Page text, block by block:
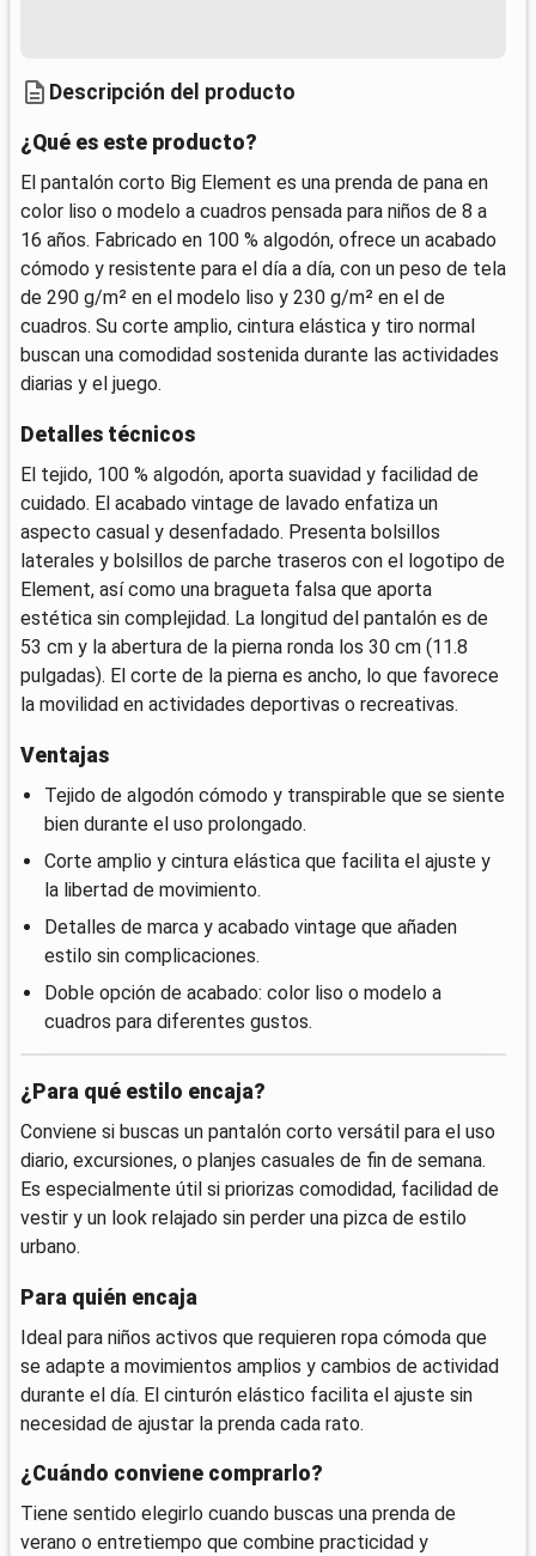
Descripción del producto
¿Qué es este producto?
El pantalón corto Big Element es una prenda de pana en
color liso o modelo a cuadros pensada para niños de 8 a
16 años. Fabricado en 100 % algodón, ofrece un acabado
cómodo y resistente para el día a día, con un peso de tela
de 290 g/m² en el modelo liso y 230 g/m² en el de
cuadros. Su corte amplio, cintura elástica y tiro normal
buscan una comodidad sostenida durante las actividades
diarias y el juego.
Detalles técnicos
El tejido, 100 % algodón, aporta suavidad y facilidad de
cuidado. El acabado vintage de lavado enfatiza un
aspecto casual y desenfadado. Presenta bolsillos
laterales y bolsillos de parche traseros con el logotipo de
Element, así como una bragueta falsa que aporta
estética sin complejidad. La longitud del pantalón es de
53 cm y la abertura de la pierna ronda los 30 cm (11.8
pulgadas). El corte de la pierna es ancho, lo que favorece
la movilidad en actividades deportivas o recreativas.
Ventajas
Tejido de algodón cómodo y transpirable que se siente
bien durante el uso prolongado.
Corte amplio y cintura elástica que facilita el ajuste y
la libertad de movimiento.
Detalles de marca y acabado vintage que añaden
estilo sin complicaciones.
Doble opción de acabado: color liso o modelo a
cuadros para diferentes gustos.
¿Para qué estilo encaja?
Conviene si buscas un pantalón corto versátil para el uso
diario, excursiones, o planjes casuales de fin de semana.
Es especialmente útil si priorizas comodidad, facilidad de
vestir y un look relajado sin perder una pizca de estilo
urbano.
Para quién encaja
Ideal para niños activos que requieren ropa cómoda que
se adapte a movimientos amplios y cambios de actividad
durante el día. El cinturón elástico facilita el ajuste sin
necesidad de ajustar la prenda cada rato.
¿Cuándo conviene comprarlo?
Tiene sentido elegirlo cuando buscas una prenda de
verano o entretiempo que combine practicidad y